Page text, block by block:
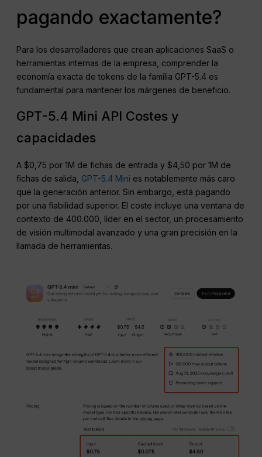
pagando exactamente?
Para los desarrolladores que crean aplicaciones SaaS o
herramientas internas de la empresa, comprender la
economía exacta de tokens de la familia GPT-5.4 es
fundamental para mantener los márgenes de beneficio.
GPT-5.4 Mini API Costes y
capacidades
A $0,75 por 1M de fichas de entrada y $4,50 por 1M de
fichas de salida, GPT-5.4 Mini es notablemente más caro
que la generación anterior. Sin embargo, está pagando
por una fiabilidad superior. El coste incluye una ventana de
contexto de 400.000, líder en el sector, un procesamiento
de visión multimodal avanzado y una gran precisión en la
llamada de herramientas.